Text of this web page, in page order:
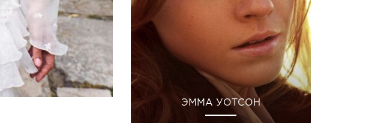
ЭММА УОТСОН